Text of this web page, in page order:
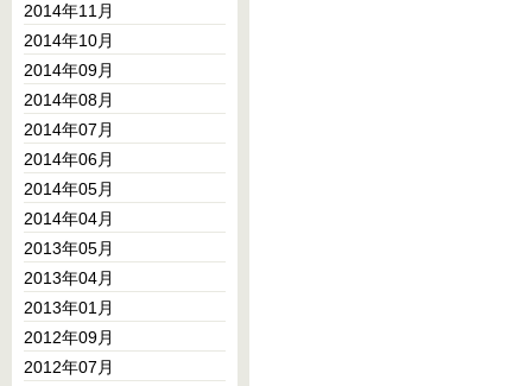
2014年11月
2014年10月
2014年09月
2014年08月
2014年07月
2014年06月
2014年05月
2014年04月
2013年05月
2013年04月
2013年01月
2012年09月
2012年07月